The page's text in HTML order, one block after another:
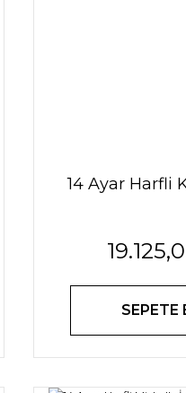
14 Ayar Harfli
SEPETE